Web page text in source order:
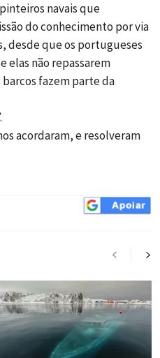
navais que
do conhecimento por via
desde que os portugueses
elas não repassarem
fazem parte da
acordaram, e resolveram